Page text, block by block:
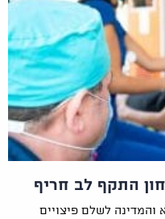
התקף לב חריף
לשלם פיצויים